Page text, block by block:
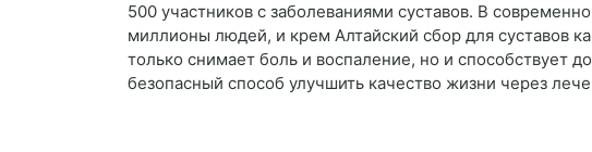
500 участников с заболеваниями суставов. В
миллионы людей, и крем Алтайский сбор для суставов
только снимает боль и воспаление, но и способствует
безопасный способ улучшить качество жизни через